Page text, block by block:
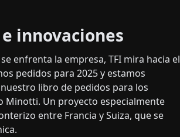
innovaciones
enfrenta la empresa, TFI mira hacia el
pedidos para 2025 y estamos
libro de pedidos para los
Minotti. Un proyecto especialmente
entre Francia y Suiza, que se